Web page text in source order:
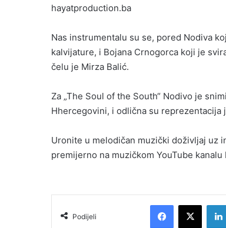
hayatproduction.ba
Nas instrumentalu su se, pored Nodiva
kalvijature, i Bojana Crnogorca koji je
čelu je Mirza Balić.
Za „The Soul of the South“ Nodivo je
Hhercegovini, i odlična su reprezentacija
Uronite u melodičan muzički doživljaj uz
premijerno na muzičkom YouTube kanalu
Podijeli
Facebook
X